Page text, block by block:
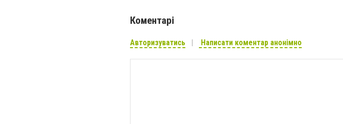
Коментарі
Авторизуватись Написати коментар анонімно